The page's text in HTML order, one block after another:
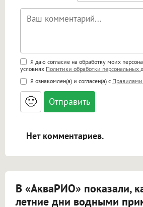
Поддержка HTML
<b>, <strong>, <u>, <i>, <em>,
<small>, <sup>, <sub>, <pre>,
<blockquote>, <code>
адреса URL автоматически
ссылками, и [img]адрес[/img]
Я даю согласие на обработку моих
условиях Политики обработки персональных
Я ознакомлен(а) и согласен(а) с
🙂
Нет комментариев.
В «АкваРИО» показали,
летние дни водными